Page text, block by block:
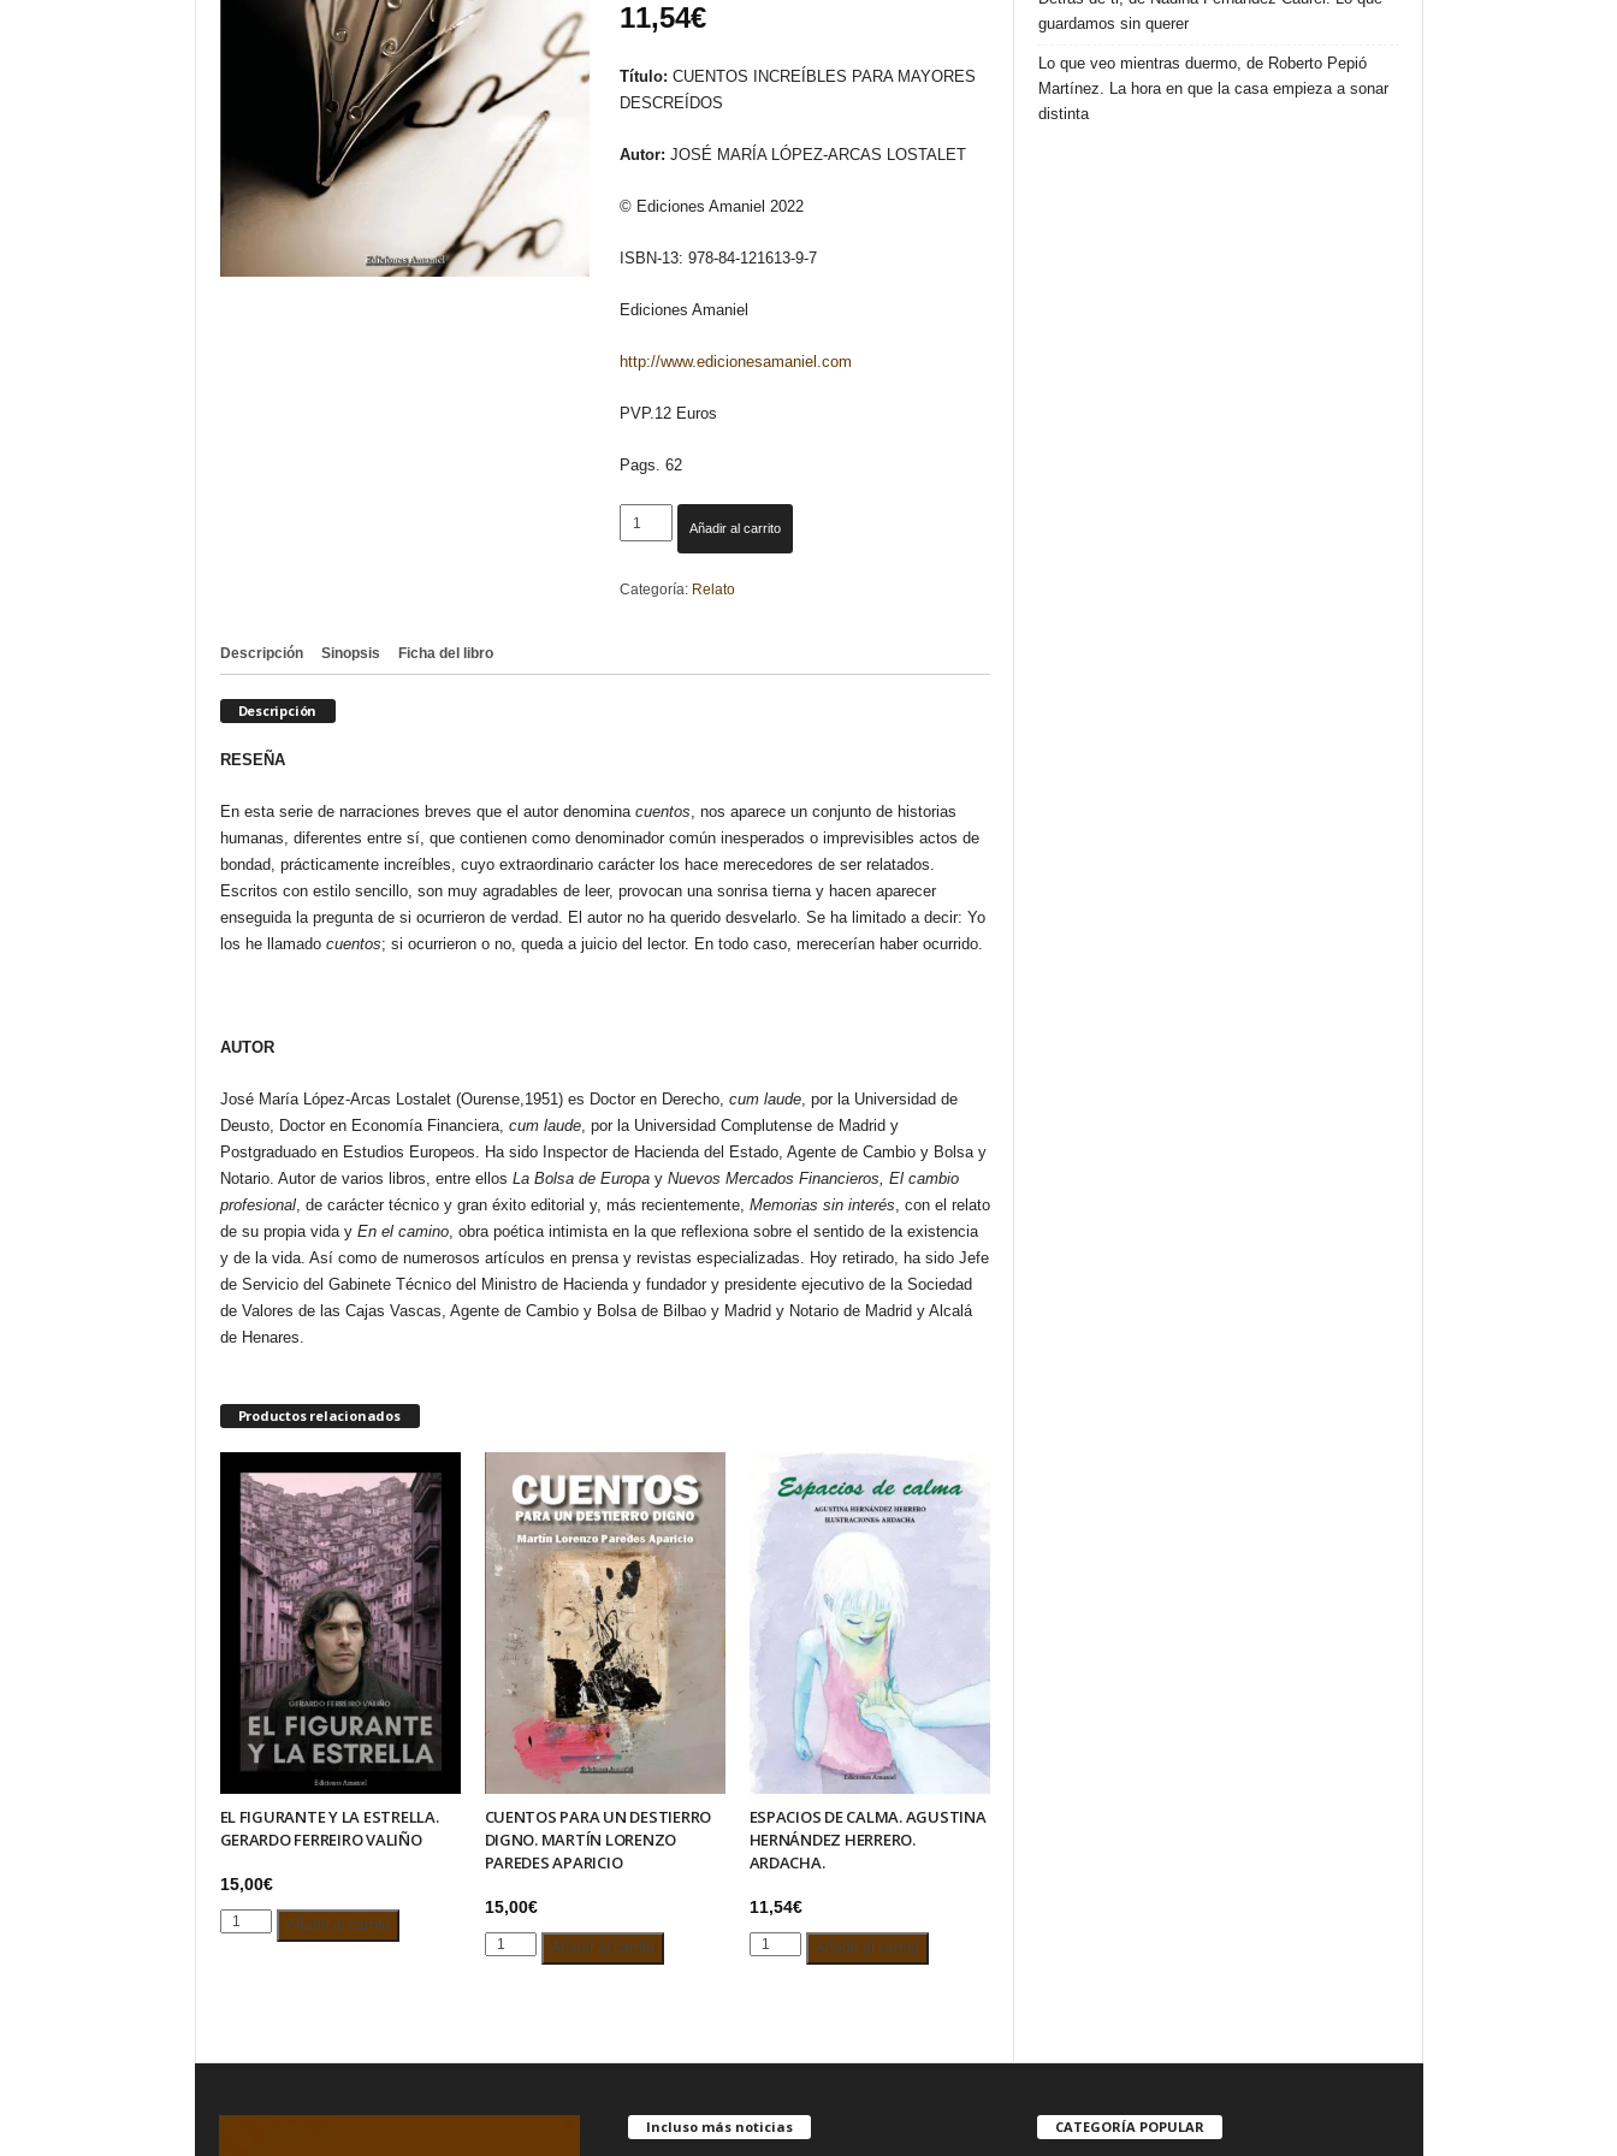
11,54€
Título: CUENTOS INCREÍBLES PARA MAYORES
DESCREÍDOS
Autor: JOSÉ MARÍA LÓPEZ-ARCAS LOSTALET
© Ediciones Amaniel 2022
ISBN-13: 978-84-121613-9-7
Ediciones Amaniel
http://www.edicionesamaniel.com
PVP.12 Euros
Pags. 62
CUENTOS
INCREÍBLES
MAYORES
Añadir al carrito
Categoría: Relato
Descripción Sinopsis Ficha del libro
Descripción
RESEÑA
En esta serie de narraciones breves que el autor denomina cuentos, nos aparece un conjunto de historias
humanas, diferentes entre sí, que contienen como denominador común inesperados o imprevisibles actos de
bondad, prácticamente increíbles, cuyo extraordinario carácter los hace merecedores de ser relatados.
Escritos con estilo sencillo, son muy agradables de leer, provocan una sonrisa tierna y hacen aparecer
enseguida la pregunta de si ocurrieron de verdad. El autor no ha querido desvelarlo. Se ha limitado a decir: Yo
los he llamado cuentos; si ocurrieron o no, queda a juicio del lector. En todo caso, merecerían haber ocurrido.
AUTOR
José María López-Arcas Lostalet (Ourense,1951) es Doctor en Derecho, cum laude, por la Universidad de
Deusto, Doctor en Economía Financiera, cum laude, por la Universidad Complutense de Madrid y
Postgraduado en Estudios Europeos. Ha sido Inspector de Hacienda del Estado, Agente de Cambio y Bolsa y
Notario. Autor de varios libros, entre ellos La Bolsa de Europa y Nuevos Mercados Financieros, El cambio
profesional, de carácter técnico y gran éxito editorial y, más recientemente, Memorias sin interés, con el relato
de su propia vida y En el camino, obra poética intimista en la que reflexiona sobre el sentido de la existencia
y de la vida. Así como de numerosos artículos en prensa y revistas especializadas. Hoy retirado, ha sido Jefe
de Servicio del Gabinete Técnico del Ministro de Hacienda y fundador y presidente ejecutivo de la Sociedad
de Valores de las Cajas Vascas, Agente de Cambio y Bolsa de Bilbao y Madrid y Notario de Madrid y Alcalá
de Henares.
Productos relacionados
EL FIGURANTE Y LA ESTRELLA.
GERARDO FERREIRO VALIÑO
15,00€
EL
FIGURANTE
Añadir al carrito
CUENTOS PARA UN DESTIERRO
DIGNO. MARTÍN LORENZO
PAREDES APARICIO
15,00€
CUENTOS
MARTÍN
PAREDES
Añadir al carrito
ESPACIOS DE CALMA. AGUSTINA
HERNÁNDEZ HERRERO.
ARDACHA.
11,54€
ESPACIOS
HERRERO.
cantidad
Añadir al carrito
guardamos sin querer
Lo que veo mientras duermo, de Roberto Pepió
Martínez. La hora en que la casa empieza a sonar
distinta
Incluso más noticias CATEGORÍA POPULAR